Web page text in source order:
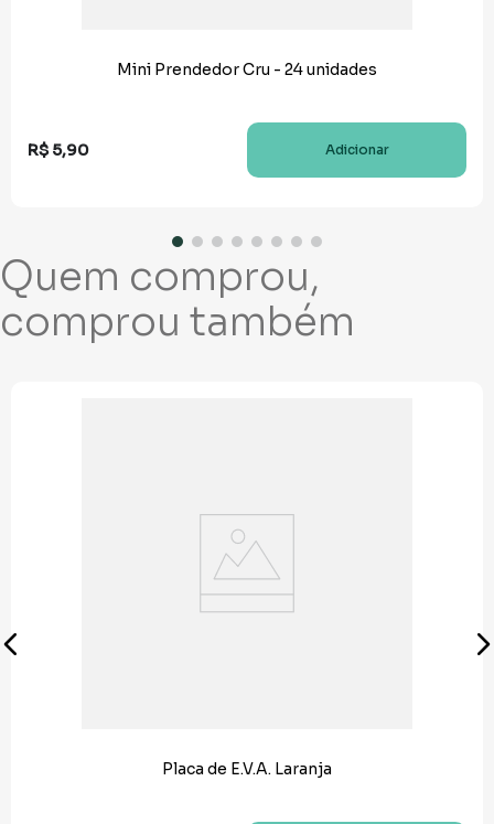
Mini Prendedor Cru - 24 unidades
R$ 5,90 Adicionar
Quem comprou,
comprou também
Placa de E.V.A. Laranja